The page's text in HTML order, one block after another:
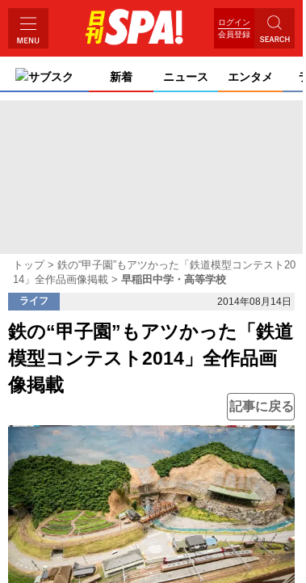
ログイン
会員登録
サブスク 新着 ニュース エンタメ
トップ
鉄の“甲子園”もアツかった「鉄道模型コンテスト20
14」全作品画像掲載
早稲田中学・高等学校
ライフ 2014年08月14日
鉄の“甲子園”もアツかった「鉄道
模型コンテスト2014」全作品画
像掲載
記事に戻る